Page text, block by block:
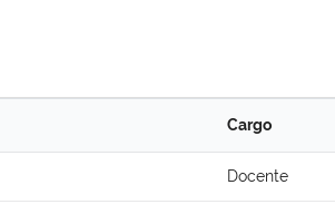
Cargo
Docente